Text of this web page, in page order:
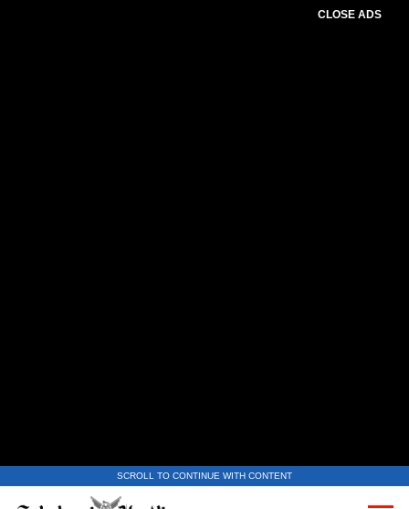
CLOSE ADS
SCROLL TO CONTINUE WITH CONTENT